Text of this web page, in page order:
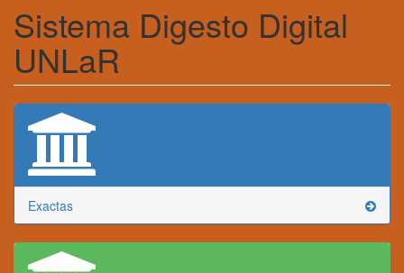
Sistema Digesto Digital
UNLaR
Exactas